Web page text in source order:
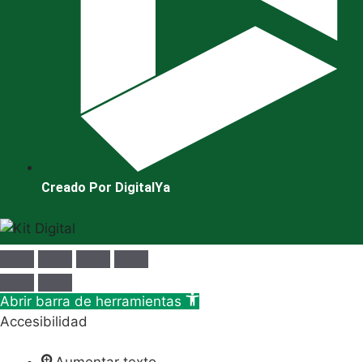
Creado Por DigitalYa
Abrir barra de herramientas
Accesibilidad